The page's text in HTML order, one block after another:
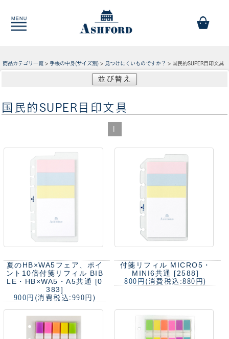
商品カテゴリ一覧 > 手帳の中身(サイズ別) > 見つけにくいものですか？ > 国民的SUPER目印文具
並び替え
国民的SUPER目印文具
1
夏のHB×WA5フェア、ポイ
ント10倍付箋リフィル BIB
LE・HB×WA5・A5共通 [0
383]
900円 (消費税込:990円)
付箋リフィル MICRO5・
MINI6共通 [2588]
800円 (消費税込:880円)